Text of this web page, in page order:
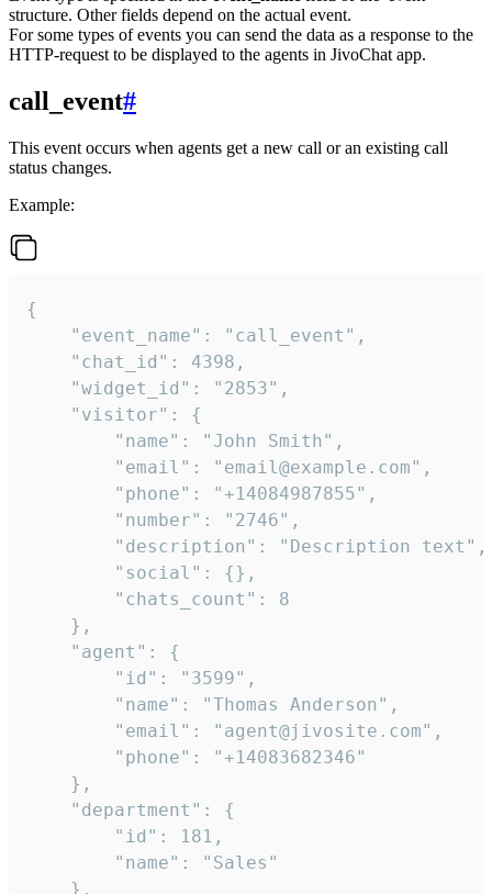
structure. Other fields depend on the actual event.
For some types of events you can send the data as a response to the
HTTP-request to be displayed to the agents in JivoChat app.
call_event#
This event occurs when agents get a new call or an existing call
status changes.
Example:
{
    "event_name": "call_event",
    "chat_id": 4398,
    "widget_id": "2853",
    "visitor": {
        "name": "John Smith",
        "email": "email@example.com",
        "phone": "+14084987855",
        "number": "2746",
        "description": "Description text",
        "social": {},
        "chats_count": 8
    },
    "agent": {
        "id": "3599",
        "name": "Thomas Anderson",
        "email": "agent@jivosite.com",
        "phone": "+14083682346"
    },
    "department": {
        "id": 181,
        "name": "Sales"
    },